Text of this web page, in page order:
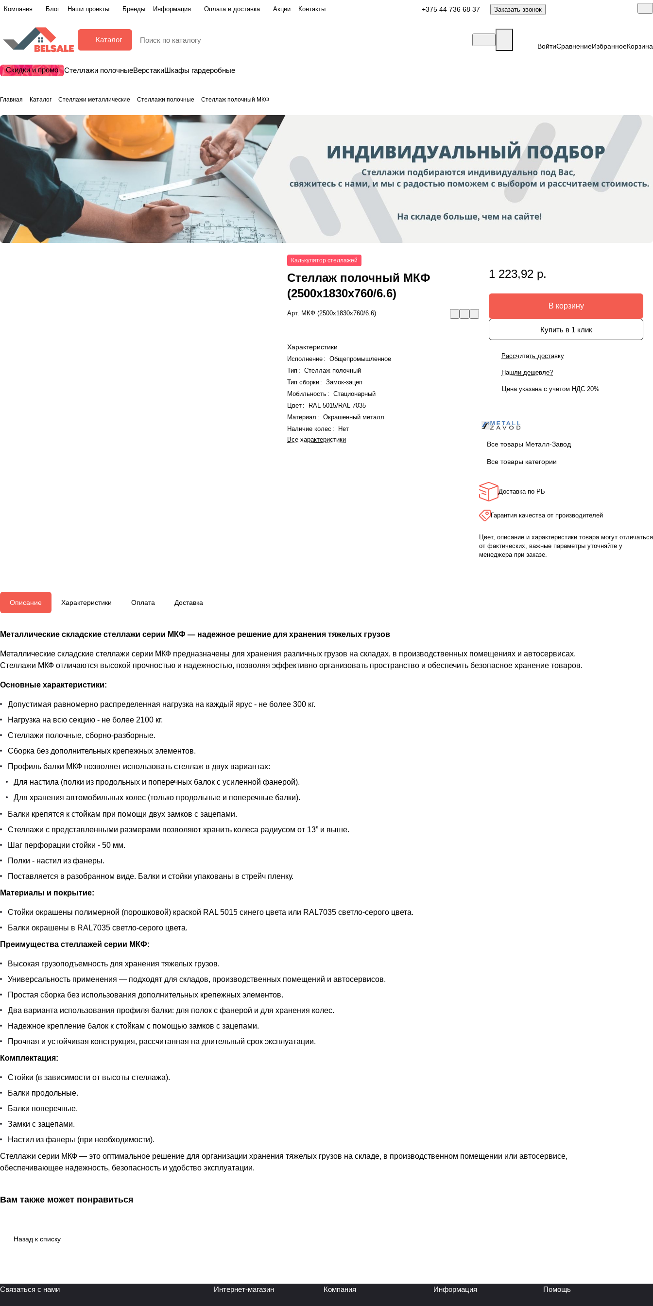
Компания Блог Наши проекты Бренды Информация Оплата и доставка Акции Контакты +375 44 736 68 37 Заказать звонок
Каталог
ВойтиСравнениеИзбранноеКорзина
Скидки и промо Стеллажи полочныеВерстакиШкафы гардеробные
Главная Каталог Стеллажи металлические Стеллажи полочные Стеллаж полочный МКФ
Калькулятор стеллажей
Стеллаж полочный МКФ
(2500x1830x760/6.6)
Арт. МКФ (2500x1830x760/6.6)
Характеристики
Исполнение :
Общепромышленное
Тип :
Стеллаж полочный
Тип сборки:
Замок-зацеп
Мобильность :
Стационарный
Цвет :
RAL 5015/RAL 7035
Материал :
Окрашенный металл
Наличие колес :
Нет
Все характеристики
1 223,92 р.
В корзину
Купить в 1 клик
Рассчитать доставку
Нашли дешевле?
Цена указана с учетом НДС 20%
Все товары Металл-Завод
Все товары категории
Доставка по РБ
Гарантия качества от производителей
Цвет, описание и характеристики товара могут отличаться
от фактических, важные параметры уточняйте у
менеджера при заказе.
Описание Характеристики Оплата Доставка
Металлические складские стеллажи серии МКФ — надежное решение для хранения тяжелых грузов
Металлические складские стеллажи серии МКФ предназначены для хранения различных грузов на складах, в производственных помещениях и автосервисах.
Стеллажи МКФ отличаются высокой прочностью и надежностью, позволяя эффективно организовать пространство и обеспечить безопасное хранение товаров.
Основные характеристики:
Допустимая равномерно распределенная нагрузка на каждый ярус - не более 300 кг.
Нагрузка на всю секцию - не более 2100 кг.
Стеллажи полочные, сборно-разборные.
Сборка без дополнительных крепежных элементов.
Профиль балки МКФ позволяет использовать стеллаж в двух вариантах:
Для настила (полки из продольных и поперечных балок с усиленной фанерой).
Для хранения автомобильных колес (только продольные и поперечные балки).
Балки крепятся к стойкам при помощи двух замков с зацепами.
Стеллажи с представленными размерами позволяют хранить колеса радиусом от 13” и выше.
Шаг перфорации стойки - 50 мм.
Полки - настил из фанеры.
Поставляется в разобранном виде. Балки и стойки упакованы в стрейч пленку.
Материалы и покрытие:
Стойки окрашены полимерной (порошковой) краской RAL 5015 синего цвета или RAL7035 светло-серого цвета.
Балки окрашены в RAL7035 светло-серого цвета.
Преимущества стеллажей серии МКФ:
Высокая грузоподъемность для хранения тяжелых грузов.
Универсальность применения — подходят для складов, производственных помещений и автосервисов.
Простая сборка без использования дополнительных крепежных элементов.
Два варианта использования профиля балки: для полок с фанерой и для хранения колес.
Надежное крепление балок к стойкам с помощью замков с зацепами.
Прочная и устойчивая конструкция, рассчитанная на длительный срок эксплуатации.
Комплектация:
Стойки (в зависимости от высоты стеллажа).
Балки продольные.
Балки поперечные.
Замки с зацепами.
Настил из фанеры (при необходимости).
Стеллажи серии МКФ — это оптимальное решение для организации хранения тяжелых грузов на складе, в производственном помещении или автосервисе,
обеспечивающее надежность, безопасность и удобство эксплуатации.
Вам также может понравиться
Назад к списку
Связаться с нами Интернет-магазин Компания Информация Помощь